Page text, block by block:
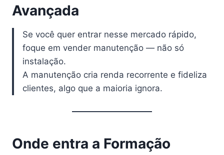
Avançada
Se você quer entrar nesse mercado rápido,
foque em vender manutenção — não só
instalação.
A manutenção cria renda recorrente e fideliza
clientes, algo que a maioria ignora.
Onde entra a Formação